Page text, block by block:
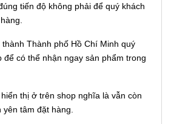
tiến độ không phải để quý khách
Thành phố Hồ Chí Minh quý
để có thể nhận ngay sản phẩm trong
thị ở trên shop nghĩa là vẫn còn
tâm đặt hàng.